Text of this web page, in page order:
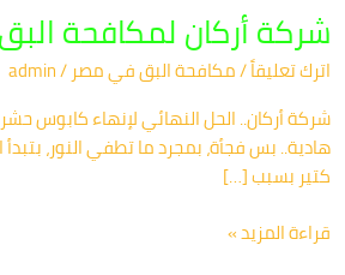
شركة أركان لمكافحة البق فى المنصورة
اترك تعليقاً/مكافحة البق​ في مصر/
admin
هادية.. بس فجأة، بمجرد ما تطفي النور،
كتير بسبب […]
لمكافحة
البق
فى
المنصورة
01091560420
–
تخلص
من
حشرات
قراءة المزيد »